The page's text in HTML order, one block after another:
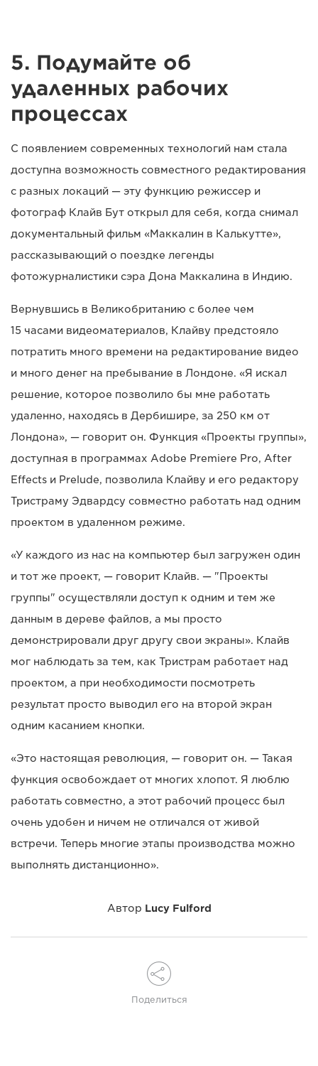
5. Подумайте об
удаленных рабочих
процессах
С появлением современных технологий нам стала
доступна возможность совместного редактирования
с разных локаций — эту функцию режиссер и
фотограф Клайв Бут открыл для себя, когда снимал
документальный фильм «Маккалин в Калькутте»,
рассказывающий о поездке легенды
фотожурналистики сэра Дона Маккалина в Индию.
Вернувшись в Великобританию с более чем
15 часами видеоматериалов, Клайву предстояло
потратить много времени на редактирование видео
и много денег на пребывание в Лондоне. «Я искал
решение, которое позволило бы мне работать
удаленно, находясь в Дербишире, за 250 км от
Лондона», — говорит он. Функция «Проекты группы»,
доступная в программах Adobe Premiere Pro, After
Effects и Prelude, позволила Клайву и его редактору
Тристраму Эдвардсу совместно работать над одним
проектом в удаленном режиме.
«У каждого из нас на компьютер был загружен один
и тот же проект, — говорит Клайв. — "Проекты
группы" осуществляли доступ к одним и тем же
данным в дереве файлов, а мы просто
демонстрировали друг другу свои экраны». Клайв
мог наблюдать за тем, как Тристрам работает над
проектом, а при необходимости посмотреть
результат просто выводил его на второй экран
одним касанием кнопки.
«Это настоящая революция, — говорит он. — Такая
функция освобождает от многих хлопот. Я люблю
работать совместно, а этот рабочий процесс был
очень удобен и ничем не отличался от живой
встречи. Теперь многие этапы производства можно
выполнять дистанционно».
Автор Lucy Fulford
Поделиться